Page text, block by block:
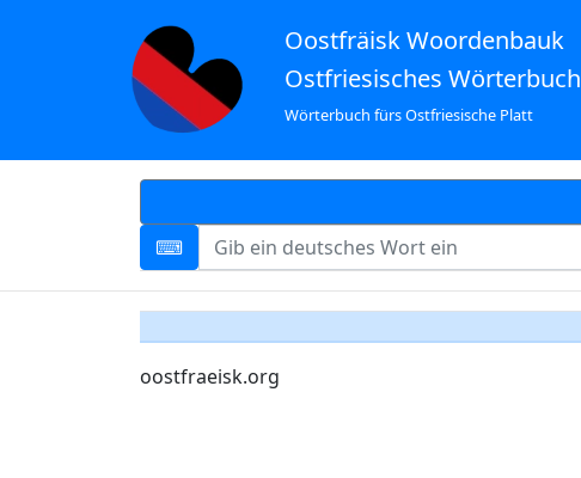
Oostfräisk Woordenbauk
Ostfriesisches Wörterbuch
Wörterbuch fürs Ostfriesische Platt
oostfraeisk.org